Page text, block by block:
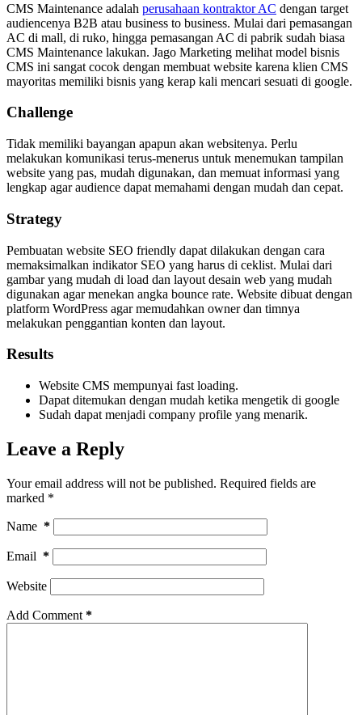
CMS Maintenance adalah perusahaan kontraktor AC dengan target
audiencenya B2B atau business to business. Mulai dari pemasangan
AC di mall, di ruko, hingga pemasangan AC di pabrik sudah biasa
CMS Maintenance lakukan. Jago Marketing melihat model bisnis
CMS ini sangat cocok dengan membuat website karena klien CMS
mayoritas memiliki bisnis yang kerap kali mencari sesuati di google.
Challenge
Tidak memiliki bayangan apapun akan websitenya. Perlu
melakukan komunikasi terus-menerus untuk menemukan tampilan
website yang pas, mudah digunakan, dan memuat informasi yang
lengkap agar audience dapat memahami dengan mudah dan cepat.
Strategy
Pembuatan website SEO friendly dapat dilakukan dengan cara
memaksimalkan indikator SEO yang harus di ceklist. Mulai dari
gambar yang mudah di load dan layout desain web yang mudah
digunakan agar menekan angka bounce rate. Website dibuat dengan
platform WordPress agar memudahkan owner dan timnya
melakukan penggantian konten dan layout.
Results
Website CMS mempunyai fast loading.
Dapat ditemukan dengan mudah ketika mengetik di google
Sudah dapat menjadi company profile yang menarik.
Leave a Reply
Your email address will not be published. Required fields are
marked *
Name *
Email *
Website
Add Comment *